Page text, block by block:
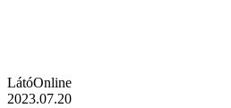
LátóOnline
2023.07.20